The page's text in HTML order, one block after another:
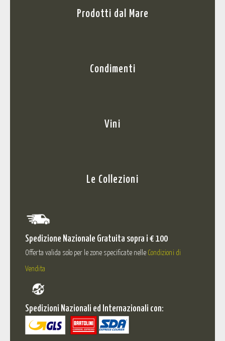
Prodotti dal Mare
Condimenti
Vini
Le Collezioni
Spedizione Nazionale Gratuita sopra i € 100
Offerta valida solo per le zone specificate nelle Condizioni di
Vendita
Spedizioni Nazionali ed Internazionali con: